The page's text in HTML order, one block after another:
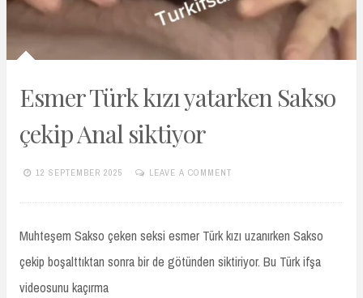
Esmer Türk kızı yatarken Sakso
çekip Anal siktiyor
12 SEPTEMBER 2025
LEAVE A COMMENT
Muhteşem Sakso çeken seksi esmer Türk kızı uzanırken Sakso
çekip boşalttıktan sonra bir de götünden siktiriyor. Bu Türk ifşa
videosunu kaçırma